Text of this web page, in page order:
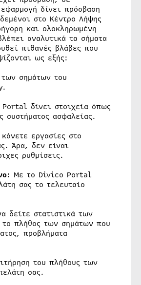
δίνει πρόσβαση
στο Κέντρο Λήψης
και ολοκληρωμένη
αναλυτικά τα σήματα
πιθανές βλάβες που
ως εξής:
σημάτων του
δίνει στοιχεία όπως
συστήματος ασφαλείας.
εργασίες στο
Άρα, δεν είναι
ρυθμίσεις.
Με το Divico Portal
σας το τελευταίο
δείτε στατιστικά των
πλήθος των σημάτων που
προβλήματα
του πλήθους των
σας.